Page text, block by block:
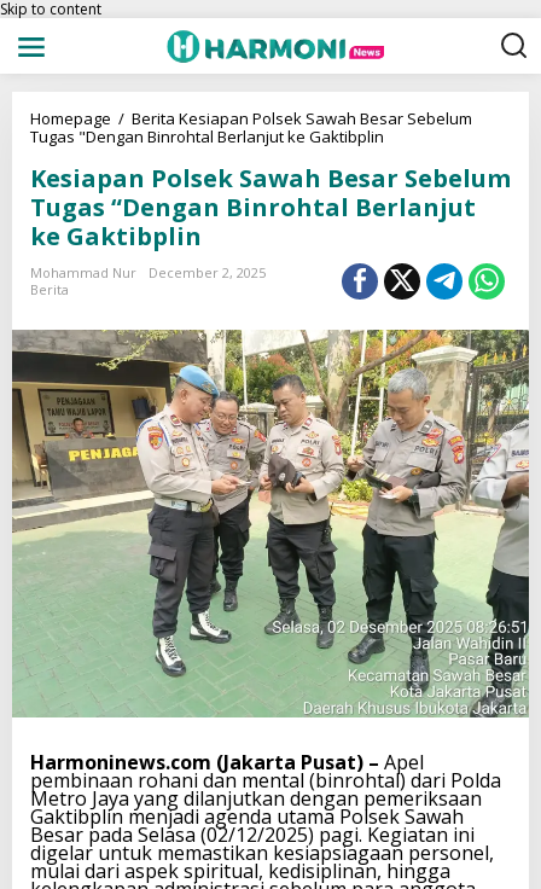
Skip to content
Homepage / Berita Kesiapan Polsek Sawah Besar Sebelum
Tugas "Dengan Binrohtal Berlanjut ke Gaktibplin
Kesiapan Polsek Sawah Besar Sebelum
Tugas “Dengan Binrohtal Berlanjut
ke Gaktibplin
Mohammad Nur
December 2, 2025
Berita
Harmoninews.com (Jakarta Pusat) – Apel
pembinaan rohani dan mental (binrohtal) dari Polda
Metro Jaya yang dilanjutkan dengan pemeriksaan
Gaktibplin menjadi agenda utama Polsek Sawah
Besar pada Selasa (02/12/2025) pagi. Kegiatan ini
digelar untuk memastikan kesiapsiagaan personel,
mulai dari aspek spiritual, kedisiplinan, hingga